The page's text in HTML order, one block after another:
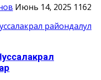
Июнь 14, 2025 1162